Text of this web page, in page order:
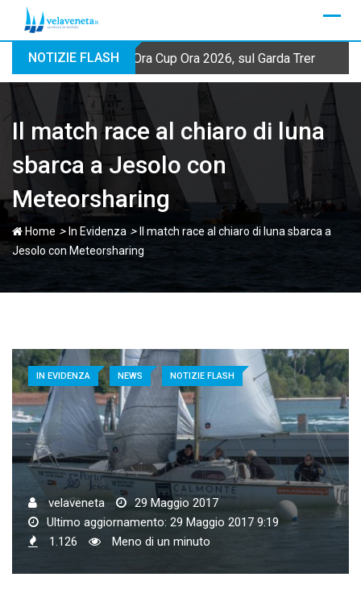
NOTIZIE FLASH Ora Cup Ora 2026, sul Garda Trentino
Il match race al chiaro di luna
sbarca a Jesolo con
Meteorsharing
Home > In Evidenza >
Il match race al chiaro di luna sbarca a
Jesolo con Meteorsharing
IN EVIDENZA NEWS NOTIZIE FLASH
velaveneta
29 Maggio 2017
Ultimo aggiornamento: 29 Maggio 2017 9:19
1.126
Meno di un minuto